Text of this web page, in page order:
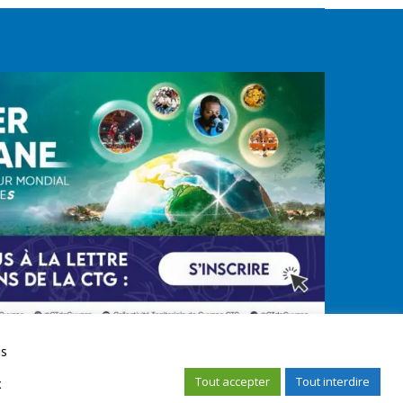
Tout accepter Tout interdire